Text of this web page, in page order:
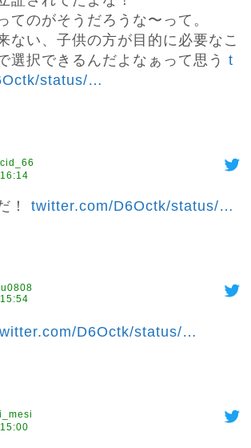
てのがそうだろうな〜って。
ない、子供の方が目的に必要なこ
選択できるんだよなぁって思う t
status/…
！ twitter.com/D6Octk/status/…
D6Octk/status/…